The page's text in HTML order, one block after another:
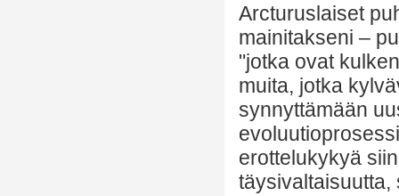
Arcturuslaiset
mainitakseni –
"jotka ovat
muita, jotka
synnyttämään
erottelukykyä
täysivaltaisuutta,